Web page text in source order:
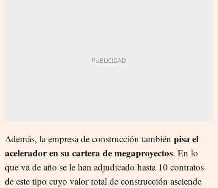
Además, la empresa de construcción también pisa el
acelerador en su cartera de megaproyectos. En lo
que va de año se le han adjudicado hasta 10 contratos
de este tipo cuyo valor total de construcción asciende